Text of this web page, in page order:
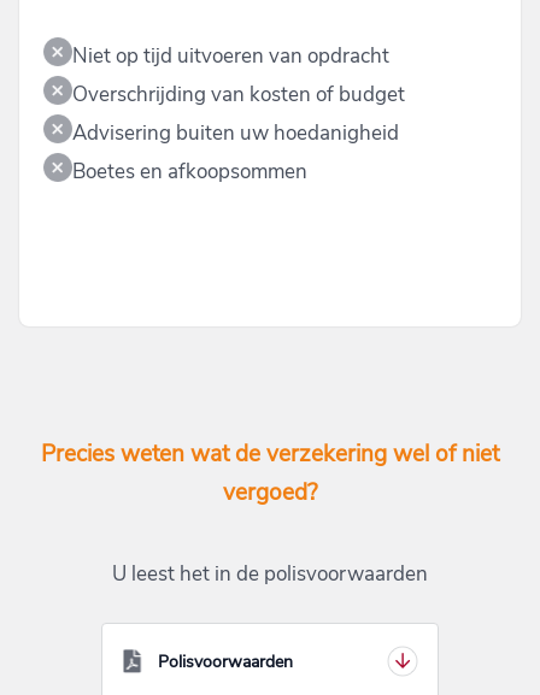
Niet op tijd uitvoeren van opdracht
Overschrijding van kosten of budget
Advisering buiten uw hoedanigheid
Boetes en afkoopsommen
Precies weten wat de verzekering wel of niet
vergoed?
U leest het in de polisvoorwaarden
Polisvoorwaarden